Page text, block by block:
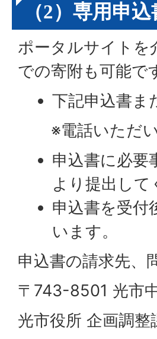
（2）専用申
ポータルサイトを
での寄附も可能で
下記申込書ま
※電話いただい
申込書に必要
より提出して
申込書を受付
います。
申込書の請求先、
〒743-8501 光市
光市役所 企画調